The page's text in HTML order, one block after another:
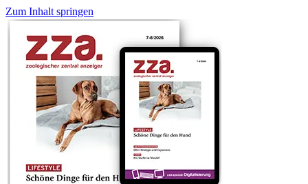
Zum Inhalt springen